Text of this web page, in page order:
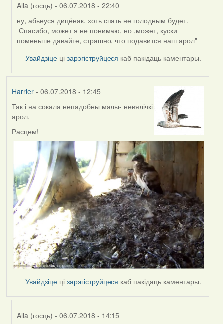
Alla (госць) - 06.07.2018 - 22:40
In
reply
to
Виолетта
(госць)
ну, абьеуся дицёнак. хоть спать не голодным будет.
Спасибо, может я не понимаю, но ,может, куски
поменьше давайте, страшно, что подавится наш арол"
Увайдзіце цізарэгіструйцеся каб пакідаць каментары.
Harrier- 06.07.2018 - 12:45
Так і на сокала непадобны малы- невялічкі
арол.
Расцем!
Увайдзіце цізарэгіструйцеся каб пакідаць каментары.
Alla (госць) - 06.07.2018 - 14:15